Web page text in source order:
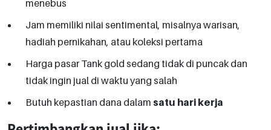
menebus
Jam memiliki nilai sentimental, misalnya warisan,
hadiah pernikahan, atau koleksi pertama
Harga pasar Tank gold sedang tidak di puncak dan
tidak ingin jual di waktu yang salah
Butuh kepastian dana dalam satu hari kerja